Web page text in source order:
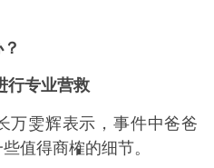
行专业营救
雯辉表示，事件中爸爸
值得商榷的细节。